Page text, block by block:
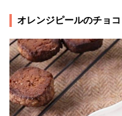
オレンジピールのチョ